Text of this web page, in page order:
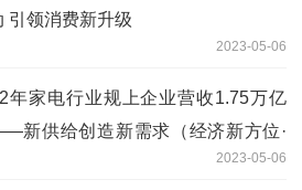
引领消费新升级
2023-05-06
年家电行业规上企业营收1.75万亿
新供给创造新需求（经济新方位·
2023-05-06